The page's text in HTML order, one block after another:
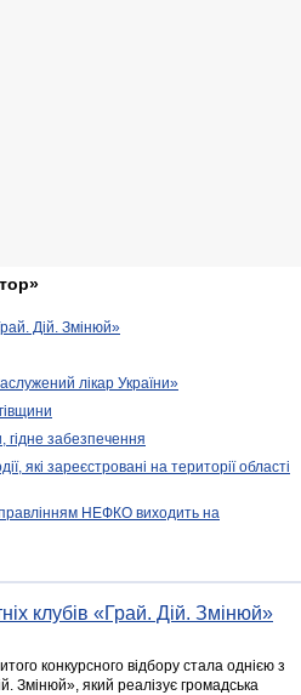
Дій. Змінюй»
лікар України»
гідне забезпечення
які зареєстровані на території області
НЕФКО виходить на
клубів «Грай. Дій. Змінюй»
конкурсного відбору стала однією з
Змінюй», який реалізує громадська